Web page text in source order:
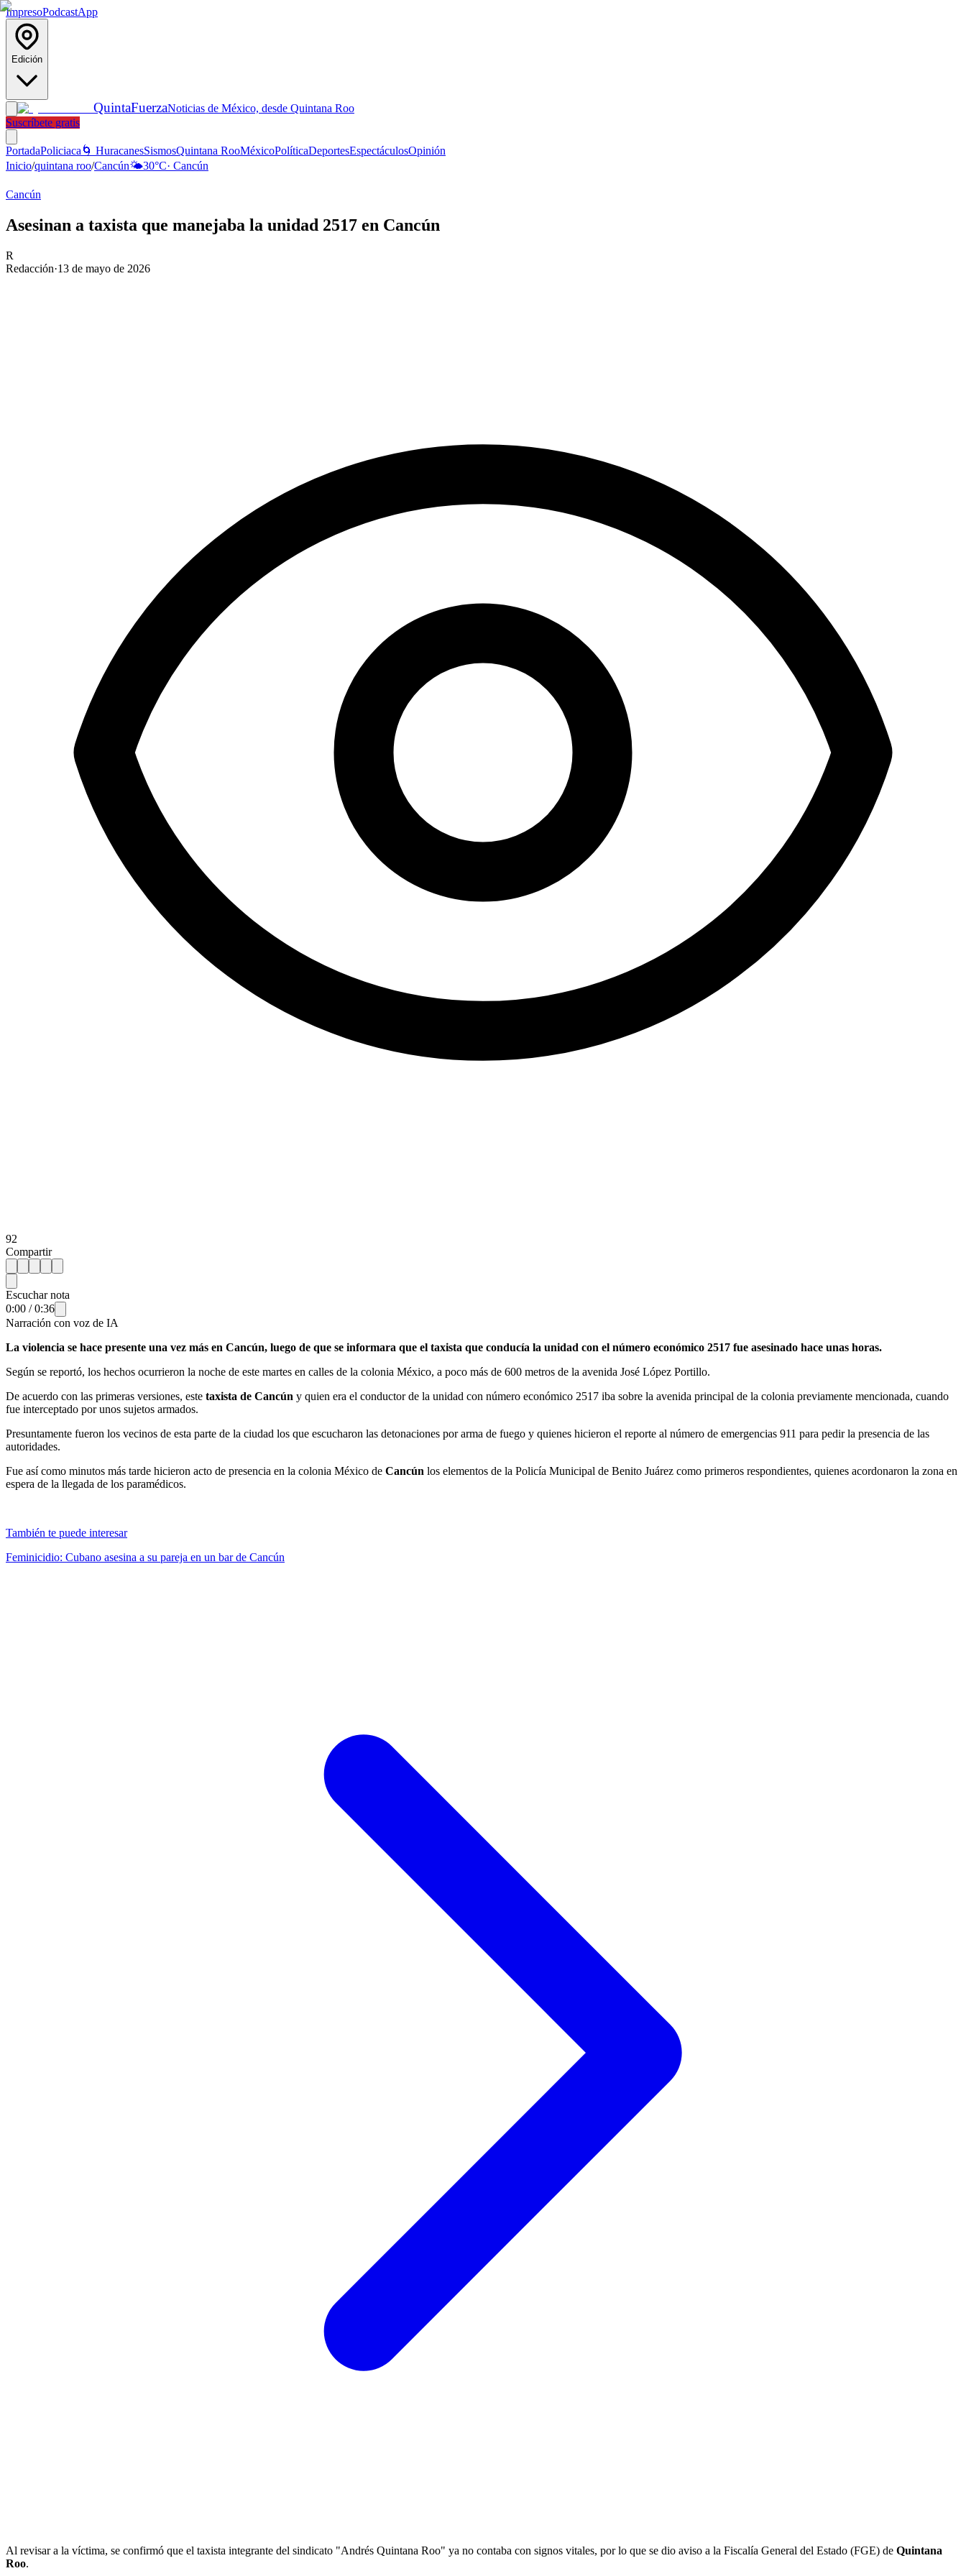
ImpresoPodcastApp
Edición
QuintaFuerzaNoticias de México, desde Quintana Roo
Suscríbete gratis
PortadaPoliciaca 🌀 HuracanesSismosQuintana RooMéxicoPolíticaDeportesEspectáculosOpinión
Inicio/quintana roo/Cancún🌤️30°C· Cancún
Cancún
Asesinan a taxista que manejaba la unidad 2517 en Cancún
R
Redacción·13 de mayo de 2026
92
Compartir
Escuchar nota
0:00 /0:36
Narración con voz de IA
La violencia se hace presente una vez más en Cancún, luego de que se informara que el taxista que conducía la unidad con el número económico 2517 fue asesinado hace unas horas.
Según se reportó, los hechos ocurrieron la noche de este martes en calles de la colonia México, a poco más de 600 metros de la avenida José López Portillo.
De acuerdo con las primeras versiones, este taxista de Cancún y quien era el conductor de la unidad con número económico 2517 iba sobre la avenida principal de la colonia previamente mencionada, cuando
fue interceptado por unos sujetos armados.
Presuntamente fueron los vecinos de esta parte de la ciudad los que escucharon las detonaciones por arma de fuego y quienes hicieron el reporte al número de emergencias 911 para pedir la presencia de las
autoridades.
Fue así como minutos más tarde hicieron acto de presencia en la colonia México de Cancún los elementos de la Policía Municipal de Benito Juárez como primeros respondientes, quienes acordonaron la zona en
espera de la llegada de los paramédicos.
También te puede interesar
Feminicidio: Cubano asesina a su pareja en un bar de Cancún
Al revisar a la víctima, se confirmó que el taxista integrante del sindicato "Andrés Quintana Roo" ya no contaba con signos vitales, por lo que se dio aviso a la Fiscalía General del Estado (FGE) de Quintana
Roo.